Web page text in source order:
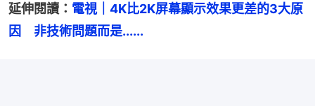
延伸閱讀： 電視｜4K比2K屏幕顯示效果更差的3大原
因　非技術問題而是......